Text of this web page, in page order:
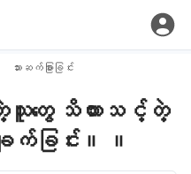
သားဆက်ခြားခြင်း
ေ သိထားသင့်တဲ့
ျက်ခြင်း။ ။